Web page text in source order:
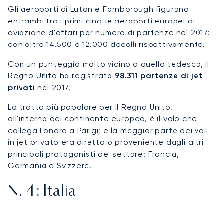
Gli aeroporti di Luton e Farnborough figurano
entrambi tra i primi cinque aeroporti europei di
aviazione d'affari per numero di partenze nel 2017:
con oltre 14.500 e 12.000 decolli rispettivamente.
Con un punteggio molto vicino a quello tedesco, il
Regno Unito ha registrato 98.311 partenze di jet
privati nel 2017.
La tratta più popolare per il Regno Unito,
all'interno del continente europeo, è il volo che
collega Londra a Parigi; e la maggior parte dei voli
in jet privato era diretta o proveniente dagli altri
principali protagonisti del settore: Francia,
Germania e Svizzera.
N. 4: Italia